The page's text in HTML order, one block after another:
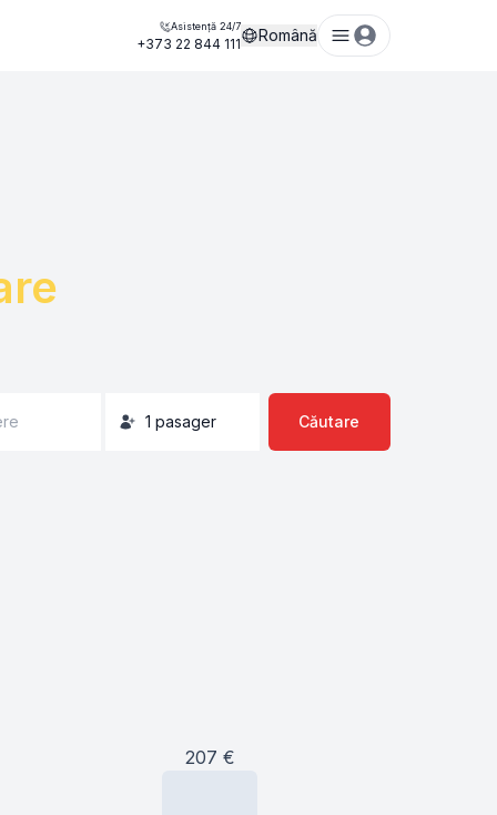
Asistență 24/7
+373 22 844 111 Română
1 pasager Căutare
207 €